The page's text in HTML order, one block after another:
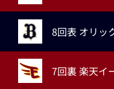
8回表 オリッ
7回裏 楽天イ